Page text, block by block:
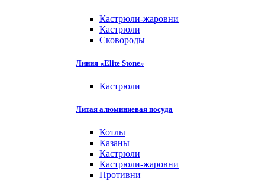
Кастрюли-жаровни
Кастрюли
Сковороды
Линия «Elite Stone»
Кастрюли
Литая алюминиевая посуда
Котлы
Казаны
Кастрюли
Кастрюли-жаровни
Противни